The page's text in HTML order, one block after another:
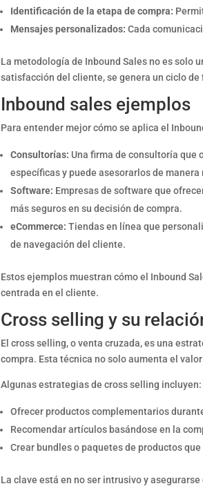
Identificación de la etapa de compra:
Mensajes personalizados: Cada
La metodología de Inbound Sales no es solo
satisfacción del cliente, se genera un ciclo
Inbound sales ejemplos
Para entender mejor cómo se aplica el
Consultorías: Una firma de consultoría que
específicas y puede asesorarlos de manera
Software: Empresas de software que
más seguros en su decisión de compra.
eCommerce: Tiendas en línea que
de navegación del cliente.
Estos ejemplos muestran cómo el Inbound
centrada en el cliente.
Cross selling y su
El cross selling, o venta cruzada, es una
compra. Esta técnica no solo aumenta el
Algunas estrategias de cross selling incluyen:
Ofrecer productos complementarios
Recomendar artículos basándose en la
Crear bundles o paquetes de productos
La clave está en no ser intrusivo y